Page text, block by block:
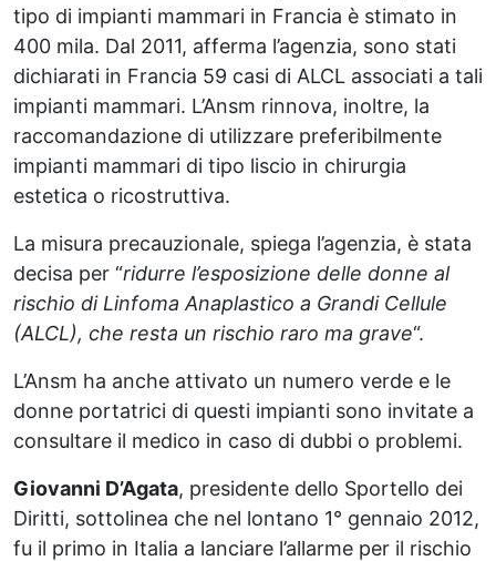
tipo di impianti mammari in Francia è stimato in
400 mila. Dal 2011, afferma l’agenzia, sono stati
dichiarati in Francia 59 casi di ALCL associati a tali
impianti mammari. L’Ansm rinnova, inoltre, la
raccomandazione di utilizzare preferibilmente
impianti mammari di tipo liscio in chirurgia
estetica o ricostruttiva.
La misura precauzionale, spiega l’agenzia, è stata
decisa per “ridurre l’esposizione delle donne al
rischio di Linfoma Anaplastico a Grandi Cellule
(ALCL), che resta un rischio raro ma grave“.
L’Ansm ha anche attivato un numero verde e le
donne portatrici di questi impianti sono invitate a
consultare il medico in caso di dubbi o problemi.
Giovanni D’Agata, presidente dello Sportello dei
Diritti, sottolinea che nel lontano 1° gennaio 2012,
fu il primo in Italia a lanciare l’allarme per il rischio